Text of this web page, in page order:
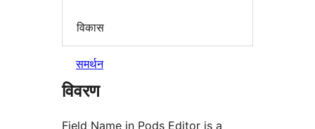
विकास
समर्थन
विवरण
Field Name in Pods Editor is a